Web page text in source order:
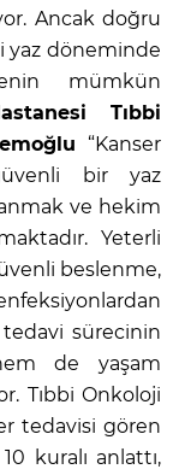
Ancak doğru
yaz döneminde
mümkün
Tıbbi
“Kanser
bir yaz
ve hekim
Yeterli
beslenme,
sürecinin
de yaşam
Tıbbi Onkoloji
tedavisi gören
kuralı anlattı,